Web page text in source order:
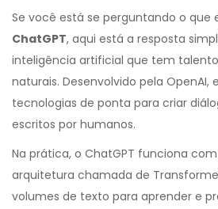
Se você está se perguntando o que
ChatGPT, aqui está a resposta
inteligência artificial que tem
naturais. Desenvolvido pela OpenAI,
tecnologias de ponta para criar
escritos por humanos.
Na prática, o ChatGPT funciona
arquitetura chamada de
volumes de texto para aprender e